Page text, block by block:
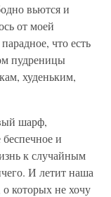
вьются и
от моей
что есть
пудреницы
худеньким,
шарф,
и
к случайным
И летит наша
которых не хочу